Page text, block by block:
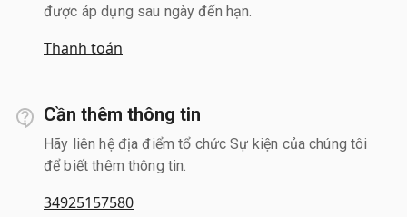
được áp dụng sau ngày đến hạn.
Thanh toán
Cần thêm thông tin
Hãy liên hệ địa điểm tổ chức Sự kiện của chúng tôi
để biết thêm thông tin.
34925157580